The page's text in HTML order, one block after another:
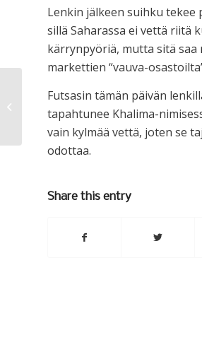
Lenkin jälkeen suihku tekee
sillä Saharassa ei vettä riitä
kärrynpyöriä, mutta sitä
markettien “vauva-
Futsasin tämän päivän
tapahtunee Khalima-
vain kylmää vettä, joten se
odottaa.
Share this entry